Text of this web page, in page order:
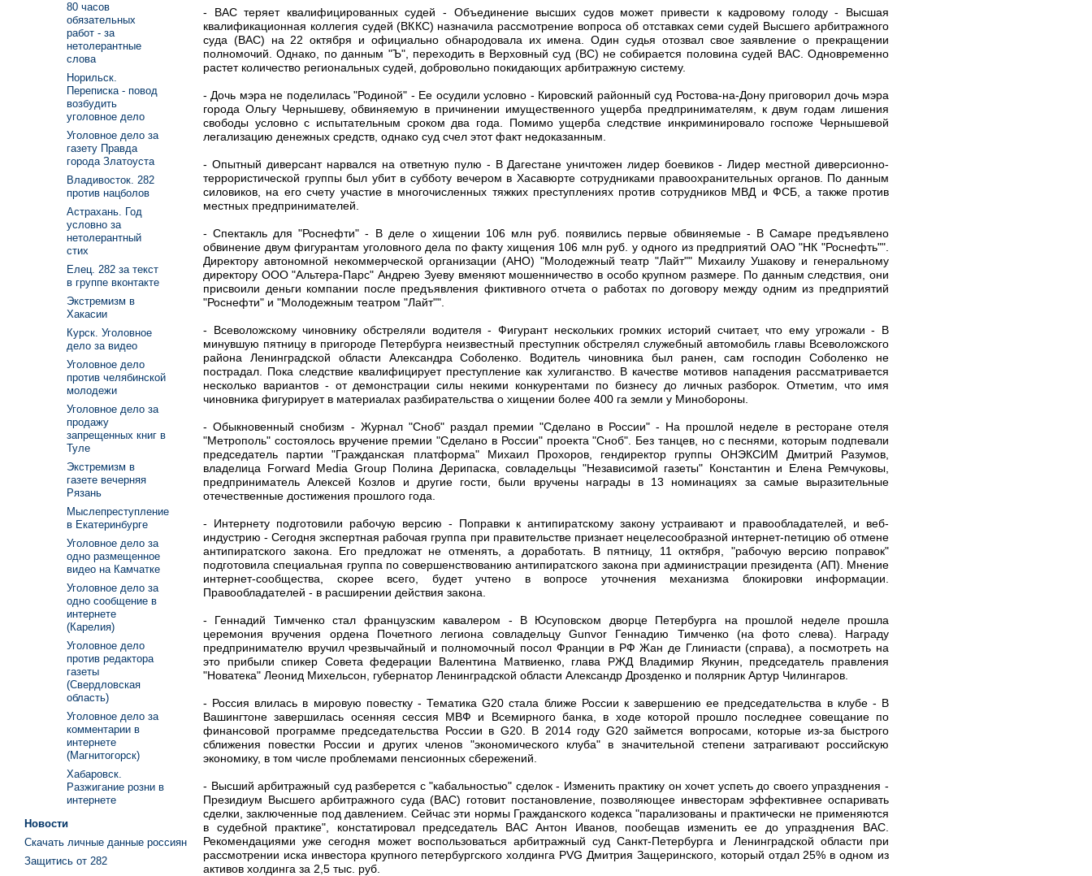
- ВАС теряет квалифицированных судей - Объединение высших судов может привести к кадровому голоду - Высшая
квалификационная коллегия судей (ВККС) назначила рассмотрение вопроса об отставках семи судей Высшего арбитражного
суда (ВАС) на 22 октября и официально обнародовала их имена. Один судья отозвал свое заявление о прекращении
полномочий. Однако, по данным "Ъ", переходить в Верховный суд (ВС) не собирается половина судей ВАС. Одновременно
растет количество региональных судей, добровольно покидающих арбитражную систему.
- Дочь мэра не поделилась "Родиной" - Ее осудили условно - Кировский районный суд Ростова-на-Дону приговорил дочь мэра
города Ольгу Чернышеву, обвиняемую в причинении имущественного ущерба предпринимателям, к двум годам лишения
свободы условно с испытательным сроком два года. Помимо ущерба следствие инкриминировало госпоже Чернышевой
легализацию денежных средств, однако суд счел этот факт недоказанным.
- Опытный диверсант нарвался на ответную пулю - В Дагестане уничтожен лидер боевиков - Лидер местной диверсионно-
террористической группы был убит в субботу вечером в Хасавюрте сотрудниками правоохранительных органов. По данным
силовиков, на его счету участие в многочисленных тяжких преступлениях против сотрудников МВД и ФСБ, а также против
местных предпринимателей.
- Спектакль для "Роснефти" - В деле о хищении 106 млн руб. появились первые обвиняемые - В Самаре предъявлено
обвинение двум фигурантам уголовного дела по факту хищения 106 млн руб. у одного из предприятий ОАО "НК "Роснефть"".
Директору автономной некоммерческой организации (АНО) "Молодежный театр "Лайт"" Михаилу Ушакову и генеральному
директору ООО "Альтера-Парс" Андрею Зуеву вменяют мошенничество в особо крупном размере. По данным следствия, они
присвоили деньги компании после предъявления фиктивного отчета о работах по договору между одним из предприятий
"Роснефти" и "Молодежным театром "Лайт"".
- Всеволожскому чиновнику обстреляли водителя - Фигурант нескольких громких историй считает, что ему угрожали - В
минувшую пятницу в пригороде Петербурга неизвестный преступник обстрелял служебный автомобиль главы Всеволожского
района Ленинградской области Александра Соболенко. Водитель чиновника был ранен, сам господин Соболенко не
пострадал. Пока следствие квалифицирует преступление как хулиганство. В качестве мотивов нападения рассматривается
несколько вариантов - от демонстрации силы некими конкурентами по бизнесу до личных разборок. Отметим, что имя
чиновника фигурирует в материалах разбирательства о хищении более 400 га земли у Минобороны.
- Обыкновенный снобизм - Журнал "Сноб" раздал премии "Сделано в России" - На прошлой неделе в ресторане отеля
"Метрополь" состоялось вручение премии "Сделано в России" проекта "Сноб". Без танцев, но с песнями, которым подпевали
председатель партии "Гражданская платформа" Михаил Прохоров, гендиректор группы ОНЭКСИМ Дмитрий Разумов,
владелица Forward Media Group Полина Дерипаска, совладельцы "Независимой газеты" Константин и Елена Ремчуковы,
предприниматель Алексей Козлов и другие гости, были вручены награды в 13 номинациях за самые выразительные
отечественные достижения прошлого года.
- Интернету подготовили рабочую версию - Поправки к антипиратскому закону устраивают и правообладателей, и веб-
индустрию - Сегодня экспертная рабочая группа при правительстве признает нецелесообразной интернет-петицию об отмене
антипиратского закона. Его предложат не отменять, а доработать. В пятницу, 11 октября, "рабочую версию поправок"
подготовила специальная группа по совершенствованию антипиратского закона при администрации президента (АП). Мнение
интернет-сообщества, скорее всего, будет учтено в вопросе уточнения механизма блокировки информации.
Правообладателей - в расширении действия закона.
- Геннадий Тимченко стал французским кавалером - В Юсуповском дворце Петербурга на прошлой неделе прошла
церемония вручения ордена Почетного легиона совладельцу Gunvor Геннадию Тимченко (на фото слева). Награду
предпринимателю вручил чрезвычайный и полномочный посол Франции в РФ Жан де Глиниасти (справа), а посмотреть на
это прибыли спикер Совета федерации Валентина Матвиенко, глава РЖД Владимир Якунин, председатель правления
"Новатека" Леонид Михельсон, губернатор Ленинградской области Александр Дрозденко и полярник Артур Чилингаров.
- Россия влилась в мировую повестку - Тематика G20 стала ближе России к завершению ее председательства в клубе - В
Вашингтоне завершилась осенняя сессия МВФ и Всемирного банка, в ходе которой прошло последнее совещание по
финансовой программе председательства России в G20. В 2014 году G20 займется вопросами, которые из-за быстрого
сближения повестки России и других членов "экономического клуба" в значительной степени затрагивают российскую
экономику, в том числе проблемами пенсионных сбережений.
- Высший арбитражный суд разберется с "кабальностью" сделок - Изменить практику он хочет успеть до своего упразднения -
Президиум Высшего арбитражного суда (ВАС) готовит постановление, позволяющее инвесторам эффективнее оспаривать
сделки, заключенные под давлением. Сейчас эти нормы Гражданского кодекса "парализованы и практически не применяются
в судебной практике", констатировал председатель ВАС Антон Иванов, пообещав изменить ее до упразднения ВАС.
Рекомендациями уже сегодня может воспользоваться арбитражный суд Санкт-Петербурга и Ленинградской области при
рассмотрении иска инвестора крупного петербургского холдинга PVG Дмитрия Защеринского, который отдал 25% в одном из
активов холдинга за 2,5 тыс. руб.
80 часов
обязательных
работ - за
нетолерантные
слова
Норильск.
Переписка - повод
возбудить
уголовное дело
Уголовное дело за
газету Правда
города Златоуста
Владивосток. 282
против нацболов
Астрахань. Год
условно за
нетолерантный
стих
Елец. 282 за текст
в группе вконтакте
Экстремизм в
Хакасии
Курск. Уголовное
дело за видео
Уголовное дело
против челябинской
молодежи
Уголовное дело за
продажу
запрещенных книг в
Туле
Экстремизм в
газете вечерняя
Рязань
Мыслепреступление
в Екатеринбурге
Уголовное дело за
одно размещенное
видео на Камчатке
Уголовное дело за
одно сообщение в
интернете
(Карелия)
Уголовное дело
против редактора
газеты
(Свердловская
область)
Уголовное дело за
комментарии в
интернете
(Магнитогорск)
Хабаровск.
Разжигание розни в
интернете
Новости
Скачать личные данные россиян
Защитись от 282